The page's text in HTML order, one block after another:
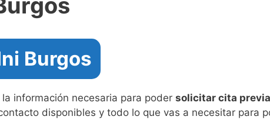
Burgos
información necesaria para poder solicitar cita
disponibles y todo lo que vas a necesitar para